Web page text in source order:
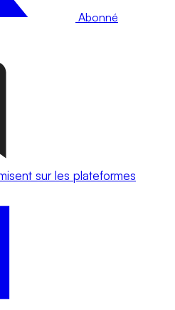
Abonné
sur les plateformes